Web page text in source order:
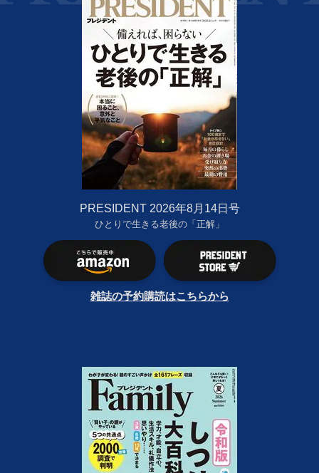
PRESIDENT 2026年8月14日号
ひとりで生きる老後の「正解」
雑誌の予約購読はこちらから